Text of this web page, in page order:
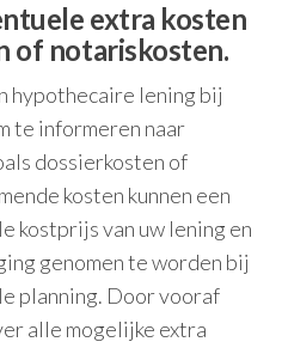
extra kosten
of notariskosten.
hypothecaire lening bij
te informeren naar
dossierkosten of
kosten kunnen een
kostprijs van uw lening en
genomen te worden bij
planning. Door vooraf
alle mogelijke extra